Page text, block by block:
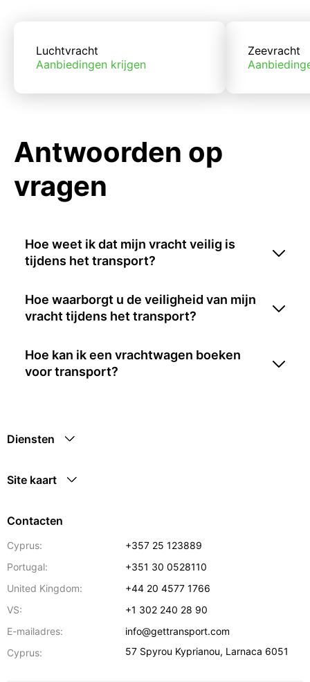
Luchtvracht
Aanbiedingen krijgen
Zeevracht
Antwoorden op
vragen
Hoe weet ik dat mijn vracht veilig is
tijdens het transport?
Hoe waarborgt u de veiligheid van mijn
vracht tijdens het transport?
Hoe kan ik een vrachtwagen boeken
voor transport?
Diensten
Site kaart
Contacten
Cyprus:
+357 25 123889
Portugal:
+351 30 0528110
United Kingdom:
+44 20 4577 1766
VS:
+1 302 240 28 90
E-mailadres:
info@gettransport.com
Cyprus:
57 Spyrou Kyprianou, Larnaca 6051